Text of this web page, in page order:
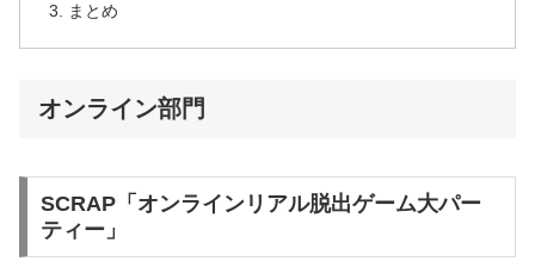
まとめ
オンライン部門
SCRAP「オンラインリアル脱出ゲーム大パー
ティー」